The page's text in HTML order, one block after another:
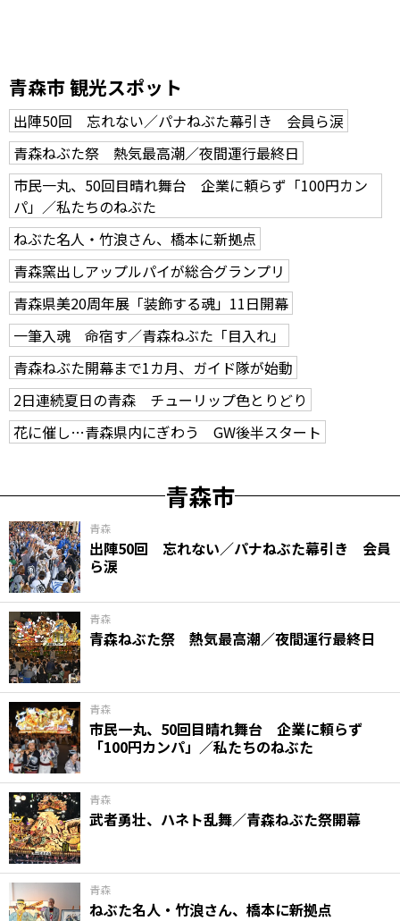
青森市 観光スポット
出陣50回 忘れない／パナねぶた幕引き 会員ら涙
青森ねぶた祭 熱気最高潮／夜間運行最終日
市民一丸、50回目晴れ舞台 企業に頼らず「100円カン
パ」／私たちのねぶた
ねぶた名人・竹浪さん、橋本に新拠点
青森窯出しアップルパイが総合グランプリ
青森県美20周年展「装飾する魂」11日開幕
一筆入魂 命宿す／青森ねぶた「目入れ」
青森ねぶた開幕まで1カ月、ガイド隊が始動
2日連続夏日の青森 チューリップ色とりどり
花に催し…青森県内にぎわう GW後半スタート
青森市
青森
出陣50回 忘れない／パナねぶた幕引き 会員
ら涙
青森
青森ねぶた祭 熱気最高潮／夜間運行最終日
青森
市民一丸、50回目晴れ舞台 企業に頼らず
「100円カンパ」／私たちのねぶた
青森
武者勇壮、ハネト乱舞／青森ねぶた祭開幕
青森
ねぶた名人・竹浪さん、橋本に新拠点